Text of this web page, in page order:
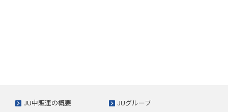
JU中販連の概要
JUグループ